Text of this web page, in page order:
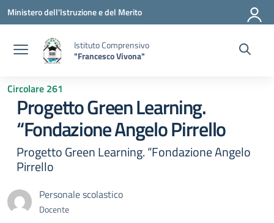
Vai ai contenuti
Vai al menu di navigazione
Vai al footer
Ministero dell'Istruzione e del Merito
Istituto Comprensivo
"Francesco Vivona"
Circolare 261
Progetto Green Learning.
“Fondazione Angelo Pirrello
Progetto Green Learning. “Fondazione Angelo
Pirrello
Personale scolastico
Docente